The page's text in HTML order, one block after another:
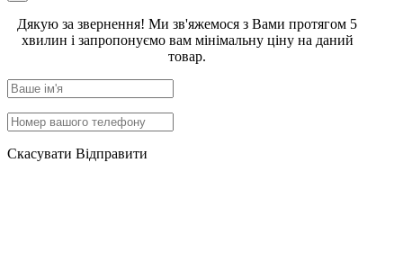
Дякую за звернення! Ми зв'яжемося з Вами протягом 5
хвилин і запропонуємо вам мінімальну ціну на даний
товар.
Скасувати Відправити